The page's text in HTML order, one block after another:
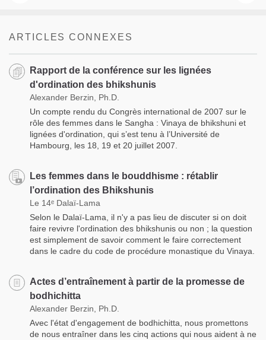
ARTICLES CONNEXES
Rapport de la conférence sur les lignées
d'ordination des bhikshunis
Alexander Berzin, Ph.D.
Un compte rendu du Congrès international de 2007 sur le
rôle des femmes dans le Sangha : Vinaya de bhikshuni et
lignées d'ordination, qui s’est tenu à l’Université de
Hambourg, les 18, 19 et 20 juillet 2007.
Les femmes dans le bouddhisme : rétablir
l’ordination des Bhikshunis
Le 14ᵉ Dalaï-Lama
Selon le Dalaï-Lama, il n'y a pas lieu de discuter si on doit
faire revivre l'ordination des bhikshunis ou non ; la question
est simplement de savoir comment le faire correctement
dans le cadre du code de procédure monastique du Vinaya.
Actes d’entraînement à partir de la promesse de
bodhichitta
Alexander Berzin, Ph.D.
Avec l'état d'engagement de bodhichitta, nous promettons
de nous entraîner dans les cinq actions qui nous aident à ne